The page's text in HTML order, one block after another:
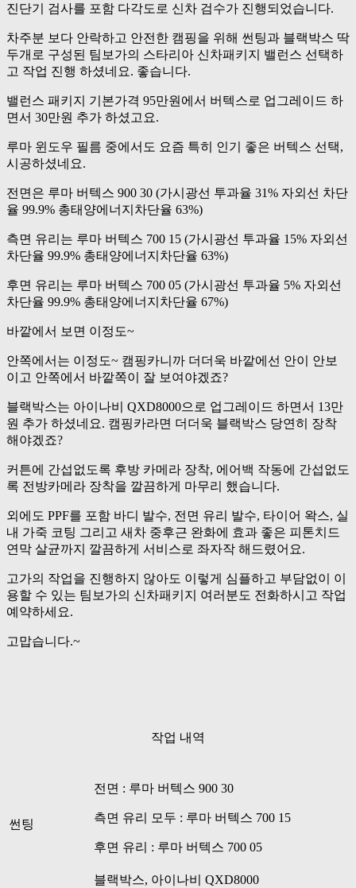
진단기 검사를 포함 다각도로 신차 검수가 진행되었습니다.
차주분 보다 안락하고 안전한 캠핑을 위해 썬팅과 블랙박스 딱
두개로 구성된 팀보가의 스타리아 신차패키지 밸런스 선택하
고 작업 진행 하셨네요. 좋습니다.
밸런스 패키지 기본가격 95만원에서 버텍스로 업그레이드 하
면서 30만원 추가 하셨고요.
루마 윈도우 필름 중에서도 요즘 특히 인기 좋은 버텍스 선택,
시공하셨네요.
전면은 루마 버텍스 900 30 (가시광선 투과율 31% 자외선 차단
율 99.9% 총태양에너지차단율 63%)
측면 유리는 루마 버텍스 700 15 (가시광선 투과율 15% 자외선
차단율 99.9% 총태양에너지차단율 63%)
후면 유리는 루마 버텍스 700 05 (가시광선 투과율 5% 자외선
차단율 99.9% 총태양에너지차단율 67%)
바깥에서 보면 이정도~
안쪽에서는 이정도~ 캠핑카니까 더더욱 바깥에선 안이 안보
이고 안쪽에서 바깥쪽이 잘 보여야겠죠?
블랙박스는 아이나비 QXD8000으로 업그레이드 하면서 13만
원 추가 하셨네요. 캠핑카라면 더더욱 블랙박스 당연히 장착
해야겠죠?
커튼에 간섭없도록 후방 카메라 장착, 에어백 작동에 간섭없도
록 전방카메라 장착을 깔끔하게 마무리 했습니다.
외에도 PPF를 포함 바디 발수, 전면 유리 발수, 타이어 왁스, 실
내 가죽 코팅 그리고 새차 중후근 완화에 효과 좋은 피톤치드
연막 살균까지 깔끔하게 서비스로 좌자작 해드렸어요.
고가의 작업을 진행하지 않아도 이렇게 심플하고 부담없이 이
용할 수 있는 팀보가의 신차패키지 여러분도 전화하시고 작업
예약하세요.
고맙습니다.~
작업 내역
썬팅
전면 : 루마 버텍스 900 30
측면 유리 모두 : 루마 버텍스 700 15
후면 유리 : 루마 버텍스 700 05
블랙박스, 아이나비 QXD8000